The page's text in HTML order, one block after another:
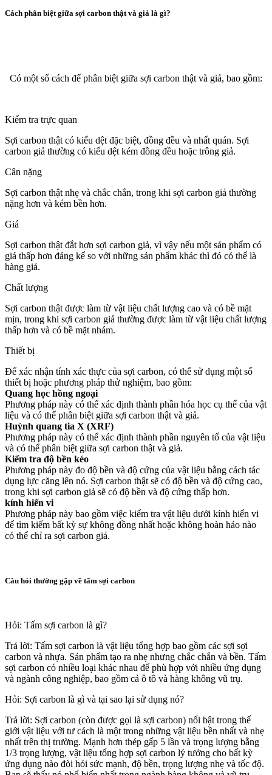
Cách phân biệt giữa sợi carbon thật và giả là gì?
Có một số cách để phân biệt giữa sợi carbon thật và giả, bao gồm:
Kiểm tra trực quan
Sợi carbon thật có kiểu dệt đặc biệt, đồng đều và nhất quán. Sợi
carbon giả thường có kiểu dệt kém đồng đều hoặc trông giả.
Cân nặng
Sợi carbon thật nhẹ và chắc chắn, trong khi sợi carbon giả thường
nặng hơn và kém bền hơn.
Giá
Sợi carbon thật đắt hơn sợi carbon giả, vì vậy nếu một sản phẩm có
giá thấp hơn đáng kể so với những sản phẩm khác thì đó có thể là
hàng giả.
Chất lượng
Sợi carbon thật được làm từ vật liệu chất lượng cao và có bề mặt
mịn, trong khi sợi carbon giả thường được làm từ vật liệu chất lượng
thấp hơn và có bề mặt nhám.
Thiết bị
Để xác nhận tính xác thực của sợi carbon, có thể sử dụng một số
thiết bị hoặc phương pháp thử nghiệm, bao gồm:
Quang học hồng ngoại
Phương pháp này có thể xác định thành phần hóa học cụ thể của vật
liệu và có thể phân biệt giữa sợi carbon thật và giả.
Huỳnh quang tia X (XRF)
Phương pháp này có thể xác định thành phần nguyên tố của vật liệu
và có thể phân biệt giữa sợi carbon thật và giả.
Kiểm tra độ bền kéo
Phương pháp này đo độ bền và độ cứng của vật liệu bằng cách tác
dụng lực căng lên nó. Sợi carbon thật sẽ có độ bền và độ cứng cao,
trong khi sợi carbon giả sẽ có độ bền và độ cứng thấp hơn.
kính hiển vi
Phương pháp này bao gồm việc kiểm tra vật liệu dưới kính hiển vi
để tìm kiếm bất kỳ sự không đồng nhất hoặc không hoàn hảo nào
có thể chỉ ra sợi carbon giả.
Câu hỏi thường gặp về tấm sợi carbon
Hỏi: Tấm sợi carbon là gì?
Trả lời: Tấm sợi carbon là vật liệu tổng hợp bao gồm các sợi sợi
carbon và nhựa. Sản phẩm tạo ra nhẹ nhưng chắc chắn và bền. Tấm
sợi carbon có nhiều loại khác nhau để phù hợp với nhiều ứng dụng
và ngành công nghiệp, bao gồm cả ô tô và hàng không vũ trụ.
Hỏi: Sợi carbon là gì và tại sao lại sử dụng nó?
Trả lời: Sợi carbon (còn được gọi là sợi carbon) nổi bật trong thế
giới vật liệu với tư cách là một trong những vật liệu bền nhất và nhẹ
nhất trên thị trường. Mạnh hơn thép gấp 5 lần và trọng lượng bằng
1/3 trọng lượng, vật liệu tổng hợp sợi carbon lý tưởng cho bất kỳ
ứng dụng nào đòi hỏi sức mạnh, độ bền, trọng lượng nhẹ và tốc độ.